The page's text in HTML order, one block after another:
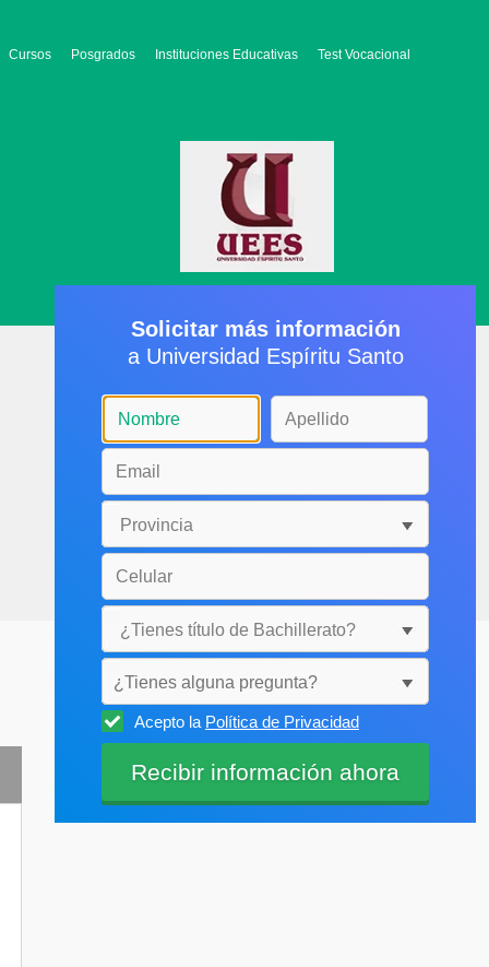
Cursos Posgrados Instituciones Educativas Test Vocacional
Solicitar más información
a Universidad Espíritu Santo
¿Tienes alguna pregunta?
Selecciónala
Acepto la Política de Privacidad